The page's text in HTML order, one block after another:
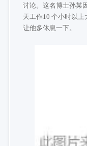
讨论。这名博士孙某
天工作10 个小时以
让他多休息一下。